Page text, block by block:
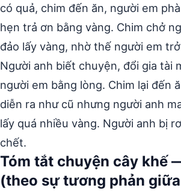
có quả, chim đến ăn, người em
hẹn trả ơn bằng vàng. Chim chở
đảo lấy vàng, nhờ thế người em
Người anh biết chuyện, đổi gia tài
người em bằng lòng. Chim lại đến
diễn ra như cũ nhưng người anh
lấy quá nhiều vàng. Người anh bị
chết.
Tóm tắt chuyện cây khế
(theo sự tương phản